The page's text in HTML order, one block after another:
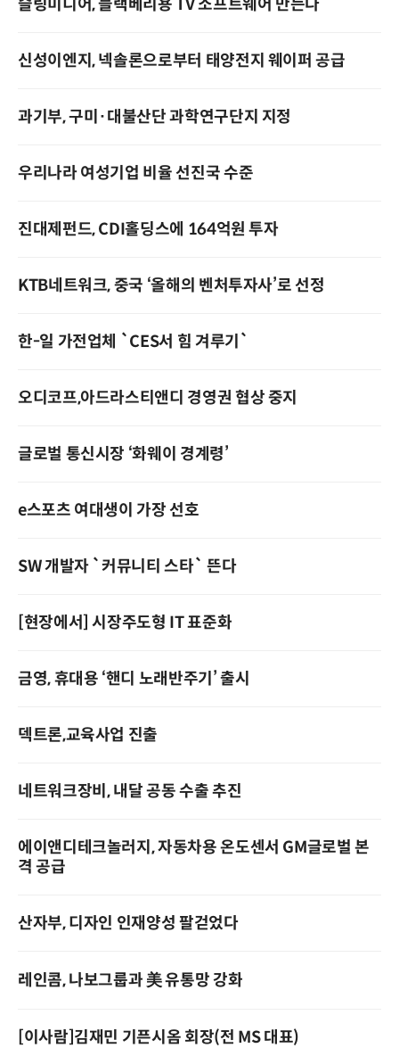
슬링미디어, 블랙베리용 TV 소프트웨어 만든다
신성이엔지, 넥솔론으로부터 태양전지 웨이퍼 공급
과기부, 구미·대불산단 과학연구단지 지정
우리나라 여성기업 비율 선진국 수준
진대제펀드, CDI홀딩스에 164억원 투자
KTB네트워크, 중국 ‘올해의 벤처투자사’로 선정
한-일 가전업체 `CES서 힘 겨루기`
오디코프,아드라스티앤디 경영권 협상 중지
글로벌 통신시장 ‘화웨이 경계령’
e스포츠 여대생이 가장 선호
SW 개발자 `커뮤니티 스타` 뜬다
[현장에서] 시장주도형 IT 표준화
금영, 휴대용 ‘핸디 노래반주기’ 출시
덱트론,교육사업 진출
네트워크장비, 내달 공동 수출 추진
에이앤디테크놀러지, 자동차용 온도센서 GM글로벌 본
격 공급
산자부, 디자인 인재양성 팔걷었다
레인콤, 나보그룹과 美 유통망 강화
[이사람]김재민 기픈시옴 회장(전 MS 대표)